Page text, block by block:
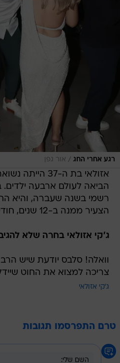
רגע אחרי החג / אור גפן
אזולאי בת ה-37 הייתה נשואה בעבר ל
הביאה לעולם ארבעה ילדים.
רשמי בשנה שעברה, והיא
הצעיר ממנה ב-12 שנים, חודשים ספורים לאחר מכן.
ג'קי אזולאי בחרה שלא
וואלה! סלבס יודעת שיש
צריכה למצוא את החוט
ג'קי אזולאי
טרם התפרסמו תגובות